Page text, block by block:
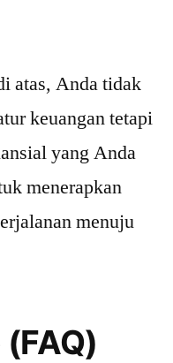
atas, Anda tidak
keuangan tetapi
yang Anda
menerapkan
menuju